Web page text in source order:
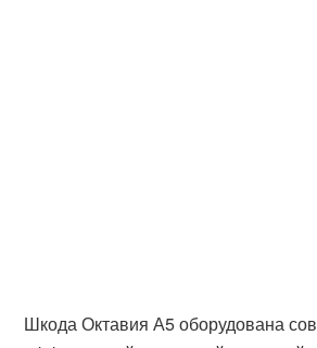
Шкода Октавия А5 оборудована